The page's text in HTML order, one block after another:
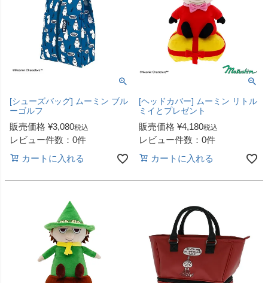
[シューズバッグ] ムーミン ブル
ーゴルフ
販売価格 ¥3,080税込
レビュー件数：0件
カートに入れる
[ヘッドカバー] ムーミン リトル
ミイとプレゼント
販売価格 ¥4,180税込
レビュー件数：0件
カートに入れる